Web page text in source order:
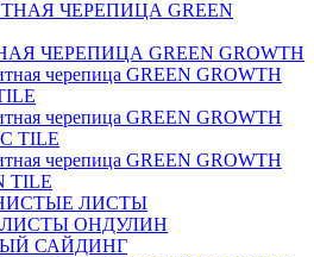
ЧЕРЕПИЦА GREEN GROWTH
черепица GREEN GROWTH
черепица GREEN GROWTH
TILE
черепица GREEN GROWTH
TILE
ЛИСТЫ
ОНДУЛИН
САЙДИНГ